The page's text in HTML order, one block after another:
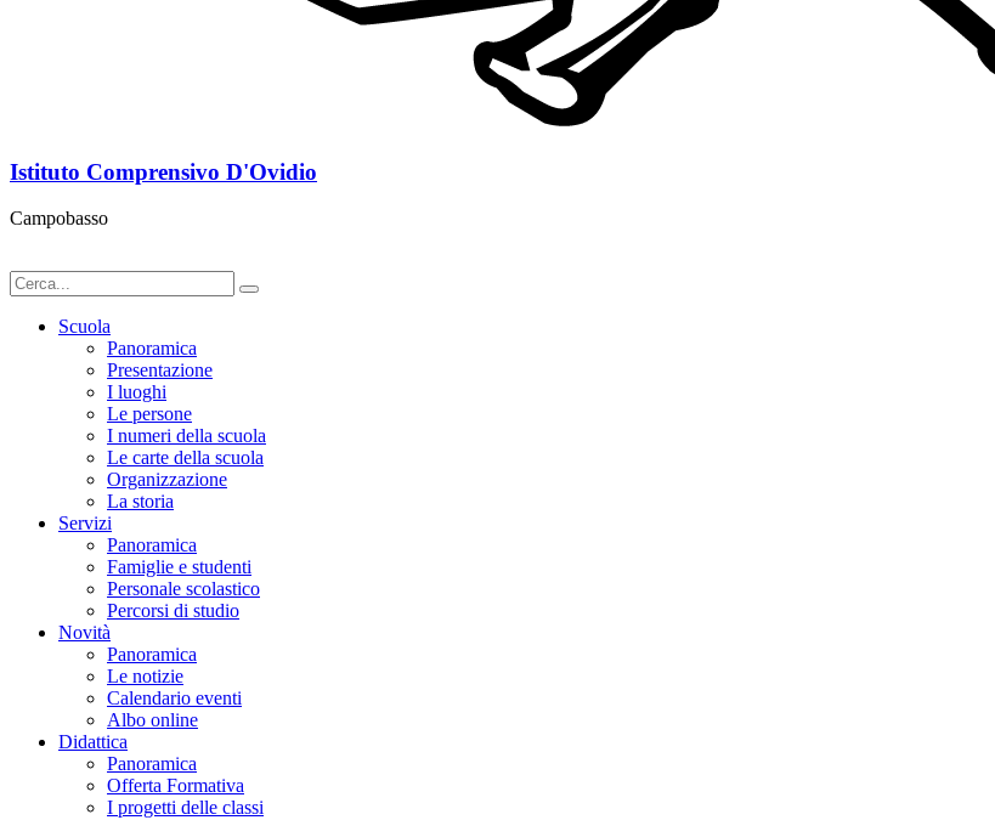
Istituto Comprensivo D'Ovidio
Campobasso
Scuola
Panoramica
Presentazione
I luoghi
Le persone
I numeri della scuola
Le carte della scuola
Organizzazione
La storia
Servizi
Panoramica
Famiglie e studenti
Personale scolastico
Percorsi di studio
Novità
Panoramica
Le notizie
Calendario eventi
Albo online
Didattica
Panoramica
Offerta Formativa
I progetti delle classi